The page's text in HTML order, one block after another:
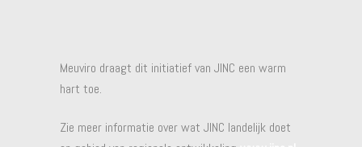
Meuviro draagt dit initiatief van JINC een warm
hart toe.
Zie meer informatie over wat JINC landelijk doet